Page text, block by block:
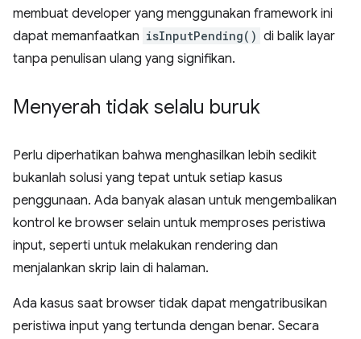
membuat developer yang menggunakan framework ini
dapat memanfaatkan isInputPending() di balik layar
tanpa penulisan ulang yang signifikan.
Menyerah tidak selalu buruk
Perlu diperhatikan bahwa menghasilkan lebih sedikit
bukanlah solusi yang tepat untuk setiap kasus
penggunaan. Ada banyak alasan untuk mengembalikan
kontrol ke browser selain untuk memproses peristiwa
input, seperti untuk melakukan rendering dan
menjalankan skrip lain di halaman.
Ada kasus saat browser tidak dapat mengatribusikan
peristiwa input yang tertunda dengan benar. Secara